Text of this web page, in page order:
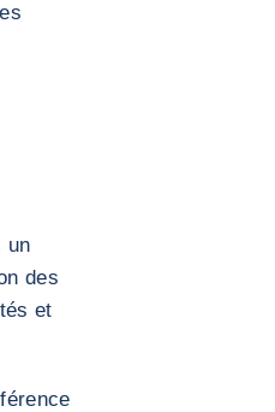
un
des
et